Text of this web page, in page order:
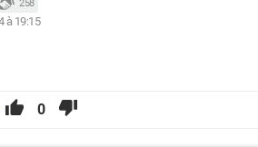
258
à 19:15
0